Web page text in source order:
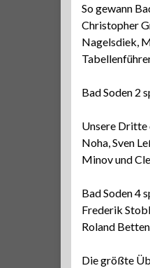
So gewann
Christopher
Nagelsdiek,
Bad Soden 2
Unsere Dritte
Noha, Sven
Minov und
Bad Soden 4
Frederik
Roland
Die größte